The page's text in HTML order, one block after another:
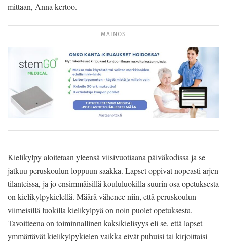
mittaan, Anna kertoo.
MAINOS
Kielikylpy aloitetaan yleensä viisivuotiaana päiväkodissa ja se
jatkuu peruskoulun loppuun saakka. Lapset oppivat nopeasti arjen
tilanteissa, ja jo ensimmäisillä koululuokilla suurin osa opetuksesta
on kielikylpykielellä. Määrä vähenee niin, että peruskoulun
viimeisillä luokilla kielikylpyä on noin puolet opetuksesta.
Tavoitteena on toiminnallinen kaksikielisyys eli se, että lapset
ymmärtävät kielikylpykielen vaikka eivät puhuisi tai kirjoittaisi